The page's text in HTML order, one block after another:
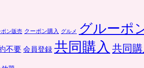
ポン販売 クーポン購入 グルメ グルーポ
不要 会員登録 共同購入 共同